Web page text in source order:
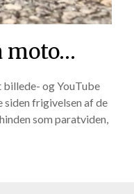
moto…
billede- og YouTube
siden frigivelsen af de
som paratviden,